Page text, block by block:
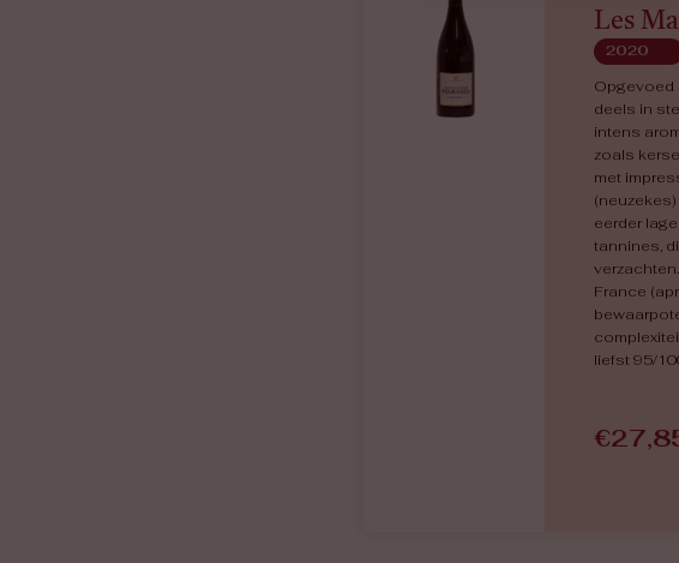
Les
2020
Opgevoed
deels in
intens
zoals
met
eerder
tannines,
France
liefst 95/
€